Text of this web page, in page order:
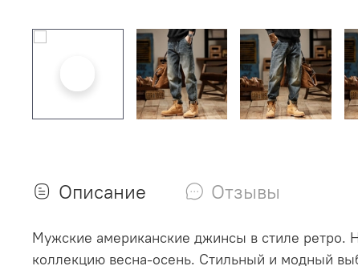
Описание Отзывы
Мужские американские джинсы в стиле
коллекцию весна-осень. Стильный и модный